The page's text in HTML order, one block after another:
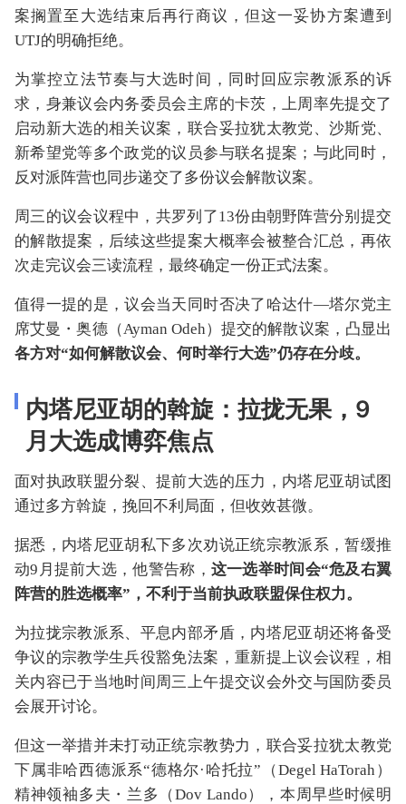
案搁置至大选结束后再行商议，但这一妥协方案遭到
UTJ的明确拒绝。
为掌控立法节奏与大选时间，同时回应宗教派系的诉
求，身兼议会内务委员会主席的卡茨，上周率先提交了
启动新大选的相关议案，联合妥拉犹太教党、沙斯党、
新希望党等多个政党的议员参与联名提案；与此同时，
反对派阵营也同步递交了多份议会解散议案。
周三的议会议程中，共罗列了13份由朝野阵营分别提交
的解散提案，后续这些提案大概率会被整合汇总，再依
次走完议会三读流程，最终确定一份正式法案。
值得一提的是，议会当天同时否决了哈达什—塔尔党主
席艾曼・奥德（Ayman Odeh）提交的解散议案，凸显出
各方对“如何解散议会、何时举行大选”仍存在分歧。
内塔尼亚胡的斡旋：拉拢无果，9
月大选成博弈焦点
面对执政联盟分裂、提前大选的压力，内塔尼亚胡试图
通过多方斡旋，挽回不利局面，但收效甚微。
据悉，内塔尼亚胡私下多次劝说正统宗教派系，暂缓推
动9月提前大选，他警告称， 这一选举时间会“危及右翼
阵营的胜选概率”，不利于当前执政联盟保住权力。
为拉拢宗教派系、平息内部矛盾，内塔尼亚胡还将备受
争议的宗教学生兵役豁免法案，重新提上议会议程，相
关内容已于当地时间周三上午提交议会外交与国防委员
会展开讨论。
但这一举措并未打动正统宗教势力，联合妥拉犹太教党
下属非哈西德派系“德格尔·哈托拉”（Degel HaTorah）
精神领袖多夫・兰多（Dov Lando），本周早些时候明